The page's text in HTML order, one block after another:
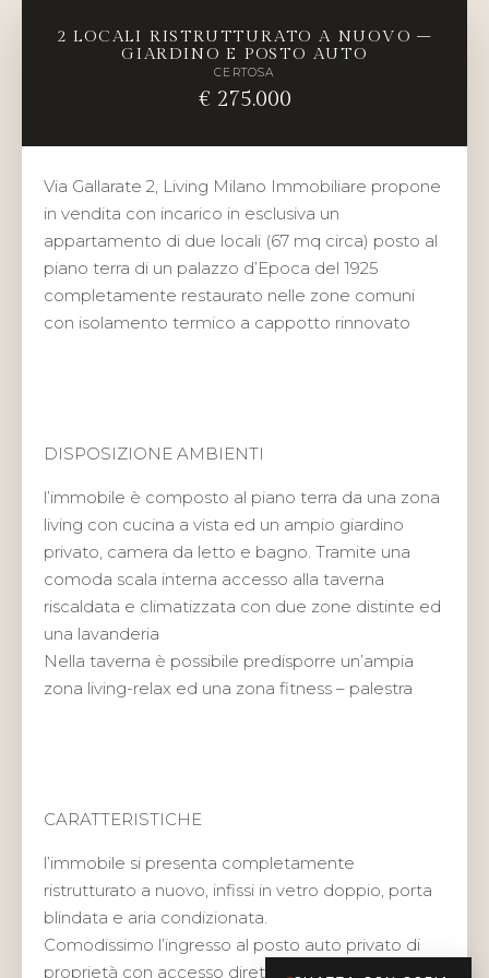
2 LOCALI RISTRUTTURATO A NUOVO –
GIARDINO E POSTO AUTO
CERTOSA
€ 275.000
Via Gallarate 2, Living Milano Immobiliare propone
in vendita con incarico in esclusiva un
appartamento di due locali (67 mq circa) posto al
piano terra di un palazzo d’Epoca del 1925
completamente restaurato nelle zone comuni
con isolamento termico a cappotto rinnovato
DISPOSIZIONE AMBIENTI
l’immobile è composto al piano terra da una zona
living con cucina a vista ed un ampio giardino
privato, camera da letto e bagno. Tramite una
comoda scala interna accesso alla taverna
riscaldata e climatizzata con due zone distinte ed
una lavanderia
Nella taverna è possibile predisporre un’ampia
zona living-relax ed una zona fitness – palestra
CARATTERISTICHE
l’immobile si presenta completamente
ristrutturato a nuovo, infissi in vetro doppio, porta
blindata e aria condizionata.
Comodissimo l’ingresso al posto auto privato di
proprietà con accesso diretto e privato al giardino